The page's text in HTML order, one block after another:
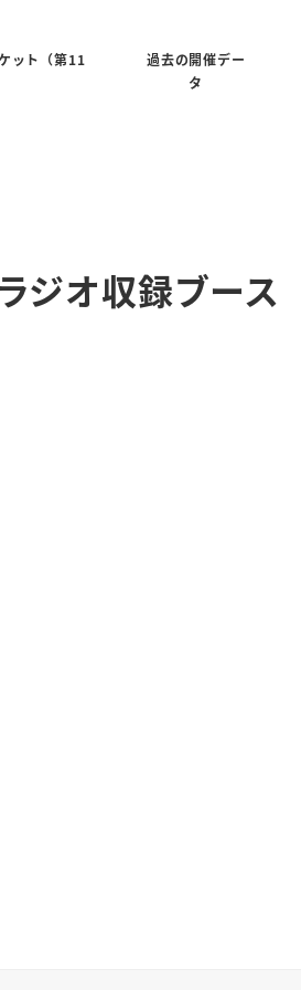
ット（第11
過去の開催デー
タ
ジオ収録ブース